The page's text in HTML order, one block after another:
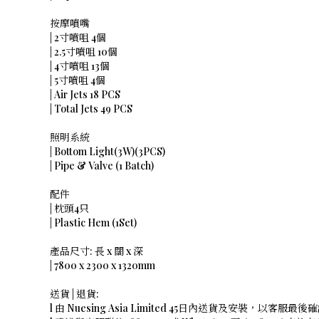
按摩噴嘴
| 2寸噴咀 4個
| 2.5寸噴咀 10個
| 4寸噴咀 13個
| 5寸噴咀 4個
| Air Jets 18 PCS
| Total Jets 49 PCS
照明系統
| Bottom Light(3W)(3PCS)
| Pipe & Valve (1 Batch)
配件
| 枕頭4只
| Plastic Hem (1Set)
產品尺寸: 長 x 闊 x 深
| 7800 x 2300 x 1320mm
送貨 | 退貨:
l 由 Nuesing Asia Limited 45日內送貨及安裝，以客服最後